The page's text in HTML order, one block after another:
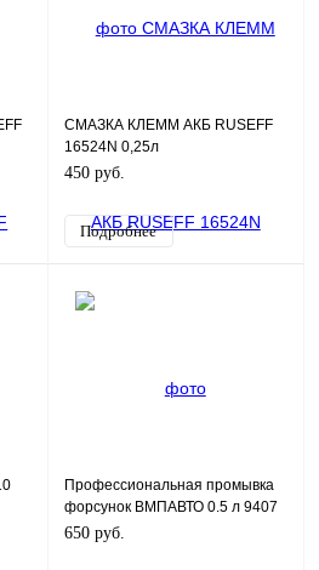
СМАЗКА КЛЕММ АКБ RUSEFF
16524N 0,25л
450 руб.
Подробнее
Профессиональная промывка
форсунок ВМПАВТО 0.5 л 9407
650 руб.